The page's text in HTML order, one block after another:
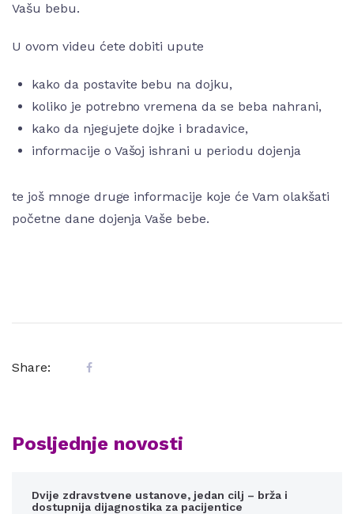
Vašu bebu.
U ovom videu ćete dobiti upute
kako da postavite bebu na dojku,
koliko je potrebno vremena da se beba nahrani,
kako da njegujete dojke i bradavice,
informacije o Vašoj ishrani u periodu dojenja
te još mnoge druge informacije koje će Vam olakšati
početne dane dojenja Vaše bebe.
Share:
Posljednje novosti
Dvije zdravstvene ustanove, jedan cilj – brža i
dostupnija dijagnostika za pacijentice